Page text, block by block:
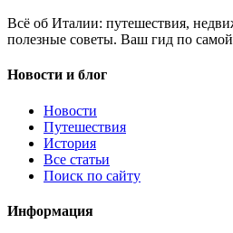
Всё об Италии: путешествия,
полезные советы. Ваш гид по
Новости и блог
Новости
Путешествия
История
Все статьи
Поиск по сайту
Информация